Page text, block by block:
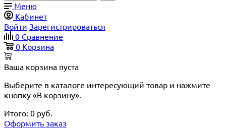
Меню
Кабинет
Войти Зарегистрироваться
0 Сравнение
0 Корзина
Ваша корзина пуста
Выберите в каталоге интересующий товар и нажмите
кнопку «В корзину».
Итого: 0 руб.
Оформить заказ